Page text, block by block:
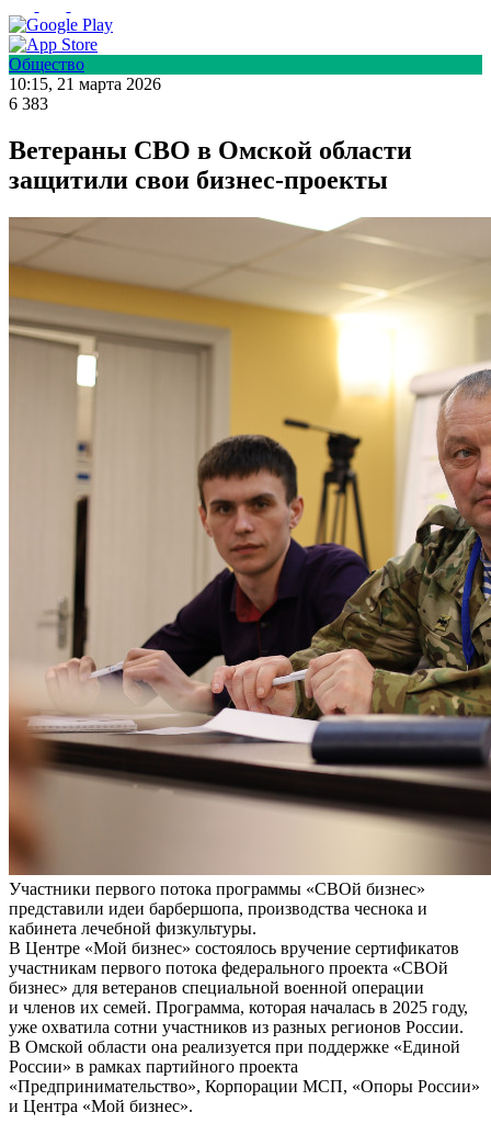
Общество
10:15, 21 марта 2026
6 383
Ветераны СВО в Омской области
защитили свои бизнес-проекты
Участники первого потока программы «СВОй бизнес»
представили идеи барбершопа, производства чеснока и
кабинета лечебной физкультуры.
В Центре «Мой бизнес» состоялось вручение сертификатов
участникам первого потока федерального проекта «СВОй
бизнес» для ветеранов специальной военной операции
и членов их семей. Программа, которая началась в 2025 году,
уже охватила сотни участников из разных регионов России.
В Омской области она реализуется при поддержке «Единой
России» в рамках партийного проекта
«Предпринимательство», Корпорации МСП, «Опоры России»
и Центра «Мой бизнес».